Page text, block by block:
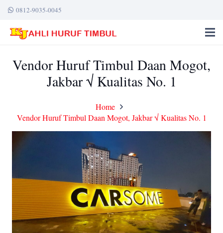
0812-9035-0045
Vendor Huruf Timbul Daan Mogot,
Jakbar √ Kualitas No. 1
Home
Vendor Huruf Timbul Daan Mogot, Jakbar √ Kualitas No. 1